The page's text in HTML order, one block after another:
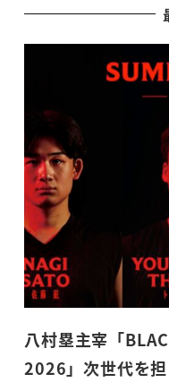
八村塁主宰「
2026」次世代を